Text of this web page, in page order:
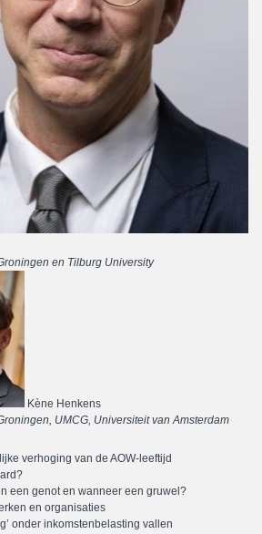
en Tilburg University
Kène Henkens
UMCG, Universiteit van Amsterdam
verhoging van de AOW-leeftijd
een genot en wanneer een gruwel?
en organisaties
onder inkomstenbelasting vallen